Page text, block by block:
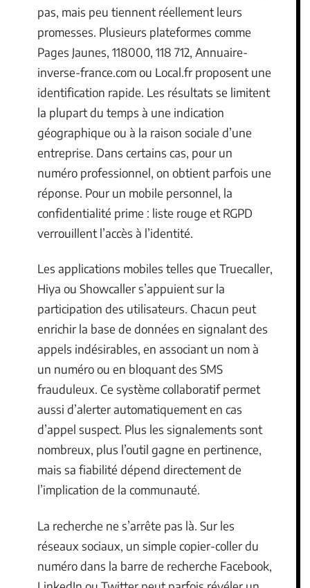
pas, mais peu tiennent réellement leurs
promesses. Plusieurs plateformes comme
Pages Jaunes, 118000, 118 712, Annuaire-
inverse-france.com ou Local.fr proposent une
identification rapide. Les résultats se limitent
la plupart du temps à une indication
géographique ou à la raison sociale d’une
entreprise. Dans certains cas, pour un
numéro professionnel, on obtient parfois une
réponse. Pour un mobile personnel, la
confidentialité prime : liste rouge et RGPD
verrouillent l’accès à l’identité.
Les applications mobiles telles que Truecaller,
Hiya ou Showcaller s’appuient sur la
participation des utilisateurs. Chacun peut
enrichir la base de données en signalant des
appels indésirables, en associant un nom à
un numéro ou en bloquant des SMS
frauduleux. Ce système collaboratif permet
aussi d’alerter automatiquement en cas
d’appel suspect. Plus les signalements sont
nombreux, plus l’outil gagne en pertinence,
mais sa fiabilité dépend directement de
l’implication de la communauté.
La recherche ne s’arrête pas là. Sur les
réseaux sociaux, un simple copier-coller du
numéro dans la barre de recherche Facebook,